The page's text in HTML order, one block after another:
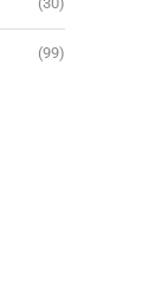
(99)